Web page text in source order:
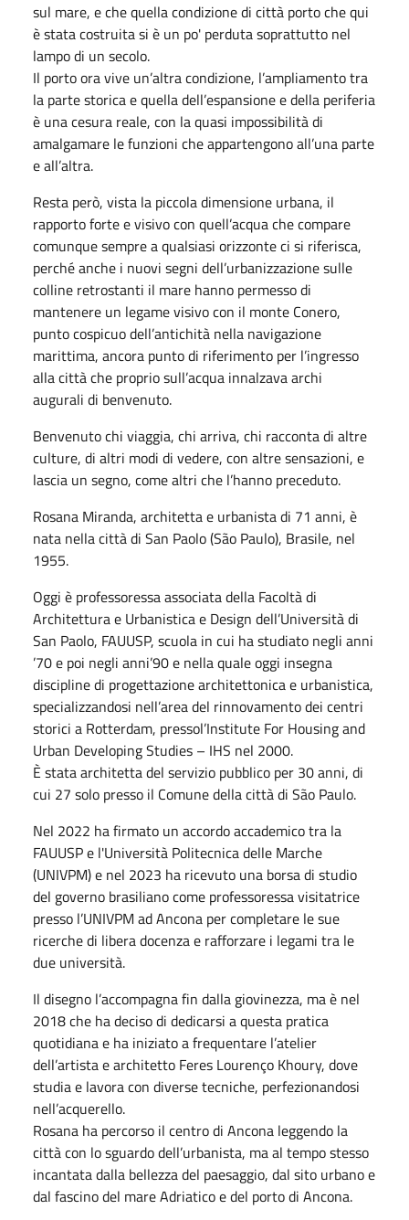
sul mare, e che quella condizione di città porto che qui
è stata costruita si è un po' perduta soprattutto nel
lampo di un secolo.
Il porto ora vive un’altra condizione, l’ampliamento tra
la parte storica e quella dell’espansione e della periferia
è una cesura reale, con la quasi impossibilità di
amalgamare le funzioni che appartengono all’una parte
e all’altra.
Resta però, vista la piccola dimensione urbana, il
rapporto forte e visivo con quell’acqua che compare
comunque sempre a qualsiasi orizzonte ci si riferisca,
perché anche i nuovi segni dell’urbanizzazione sulle
colline retrostanti il mare hanno permesso di
mantenere un legame visivo con il monte Conero,
punto cospicuo dell’antichità nella navigazione
marittima, ancora punto di riferimento per l’ingresso
alla città che proprio sull’acqua innalzava archi
augurali di benvenuto.
Benvenuto chi viaggia, chi arriva, chi racconta di altre
culture, di altri modi di vedere, con altre sensazioni, e
lascia un segno, come altri che l’hanno preceduto.
Rosana Miranda, architetta e urbanista di 71 anni, è
nata nella città di San Paolo (São Paulo), Brasile, nel
1955.
Oggi è professoressa associata della Facoltà di
Architettura e Urbanistica e Design dell’Università di
San Paolo, FAUUSP, scuola in cui ha studiato negli anni
’70 e poi negli anni’90 e nella quale oggi insegna
discipline di progettazione architettonica e urbanistica,
specializzandosi nell’area del rinnovamento dei centri
storici a Rotterdam, pressol’Institute For Housing and
Urban Developing Studies – IHS nel 2000.
È stata architetta del servizio pubblico per 30 anni, di
cui 27 solo presso il Comune della città di São Paulo.
Nel 2022 ha firmato un accordo accademico tra la
FAUUSP e l'Università Politecnica delle Marche
(UNIVPM) e nel 2023 ha ricevuto una borsa di studio
del governo brasiliano come professoressa visitatrice
presso l’UNIVPM ad Ancona per completare le sue
ricerche di libera docenza e rafforzare i legami tra le
due università.
Il disegno l’accompagna fin dalla giovinezza, ma è nel
2018 che ha deciso di dedicarsi a questa pratica
quotidiana e ha iniziato a frequentare l’atelier
dell’artista e architetto Feres Lourenço Khoury, dove
studia e lavora con diverse tecniche, perfezionandosi
nell’acquerello.
Rosana ha percorso il centro di Ancona leggendo la
città con lo sguardo dell’urbanista, ma al tempo stesso
incantata dalla bellezza del paesaggio, dal sito urbano e
dal fascino del mare Adriatico e del porto di Ancona.